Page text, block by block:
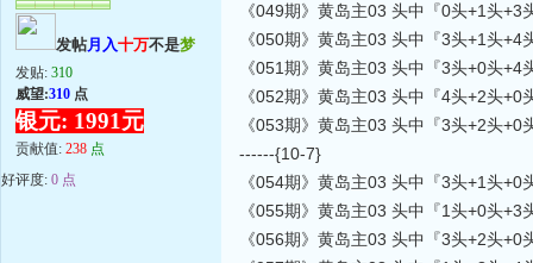
发帖月入十万不是梦
发贴: 310
威望:310 点
银元: 1991元
贡献值: 238 点
好评度: 0 点
《049期》黄岛主03 头中『0头+1头+3
《050期》黄岛主03 头中『3头+1头+4
《051期》黄岛主03 头中『3头+0头+4
《052期》黄岛主03 头中『4头+2头+0
《053期》黄岛主03 头中『3头+2头+0
------{10-7}
《054期》黄岛主03 头中『3头+1头+0
《055期》黄岛主03 头中『1头+0头+3
《056期》黄岛主03 头中『3头+2头+0